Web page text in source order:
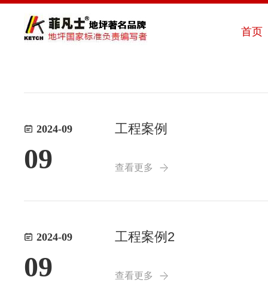
首页
菲凡士4
2024-09
09
工程案例
查看更多
2024-09
09
工程案例2
查看更多